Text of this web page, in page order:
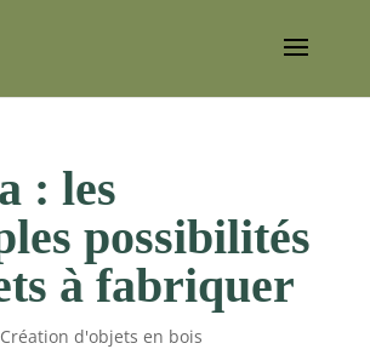
: les
possibilités
à fabriquer
Création d'objets en bois